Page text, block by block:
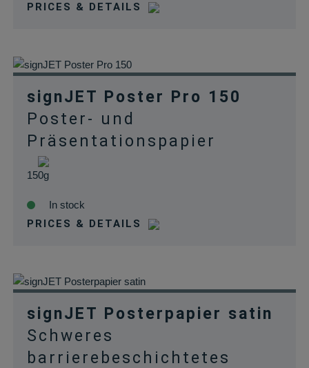
PRICES & DETAILS
signJET Poster Pro 150
Poster- und
Präsentationspapier
150g
In stock
PRICES & DETAILS
signJET Posterpapier satin
Schweres
barrierebeschichtetes